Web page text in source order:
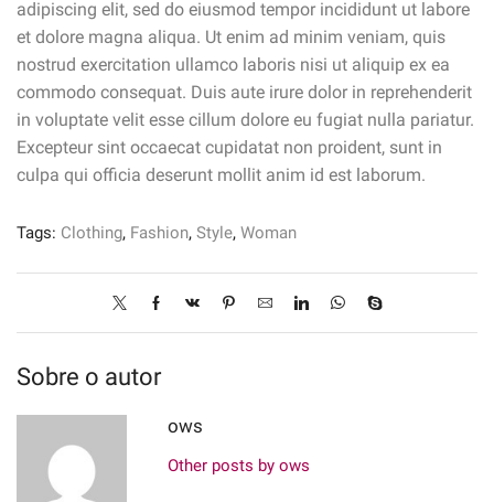
adipiscing elit, sed do eiusmod tempor incididunt ut labore
et dolore magna aliqua. Ut enim ad minim veniam, quis
nostrud exercitation ullamco laboris nisi ut aliquip ex ea
commodo consequat. Duis aute irure dolor in reprehenderit
in voluptate velit esse cillum dolore eu fugiat nulla pariatur.
Excepteur sint occaecat cupidatat non proident, sunt in
culpa qui officia deserunt mollit anim id est laborum.
Tags: Clothing, Fashion, Style, Woman
Sobre o autor
ows
Other posts by ows